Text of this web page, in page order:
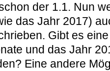
der 1.1. Nun
das Jahr 2017)
Gibt es
und das Jahr
Eine andere